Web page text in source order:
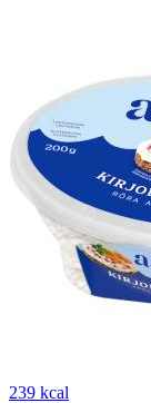
239 kcal